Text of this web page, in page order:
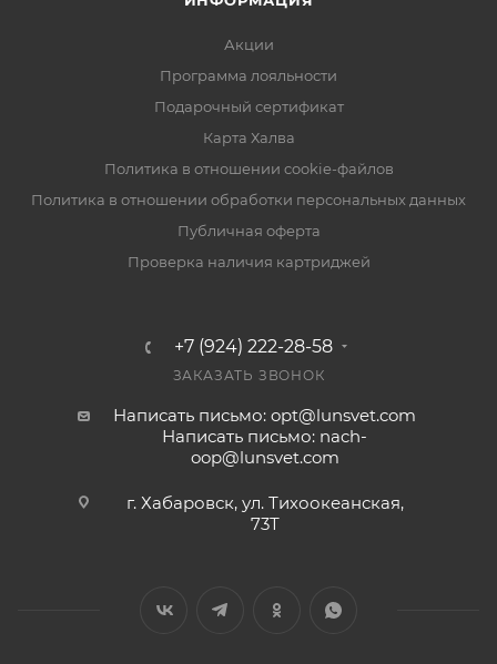
Акции
Программа лояльности
Подарочный сертификат
Карта Халва
Политика в отношении cookie-файлов
Политика в отношении обработки персональных данных
Публичная оферта
Проверка наличия картриджей
+7 (924) 222-28-58
ЗАКАЗАТЬ ЗВОНОК
Написать письмо: opt@lunsvet.com
Написать письмо: nach-
oop@lunsvet.com
г. Хабаровск, ул. Тихоокеанская,
73Т